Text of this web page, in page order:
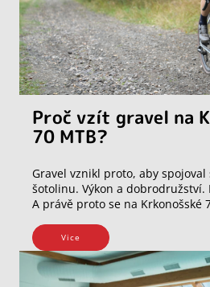
Proč vzít gravel na
70 MTB?
Gravel vznikl proto, aby spojoval
šotolinu. Výkon a dobrodružství.
A právě proto se na Krkonošské
Vice